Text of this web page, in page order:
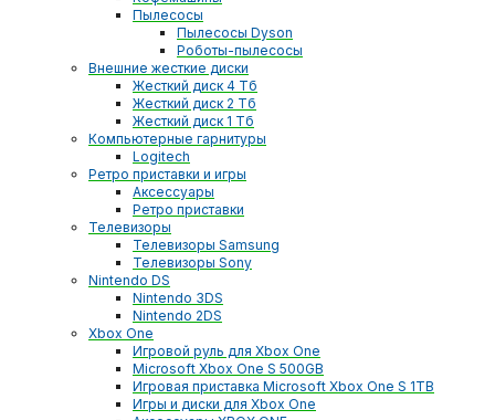
Пылесосы
Пылесосы Dyson
Роботы-пылесосы
Внешние жесткие диски
Жесткий диск 4 Тб
Жесткий диск 2 Тб
Жесткий диск 1 Тб
Компьютерные гарнитуры
Logitech
Ретро приставки и игры
Аксессуары
Ретро приставки
Телевизоры
Телевизоры Samsung
Телевизоры Sony
Nintendo DS
Nintendo 3DS
Nintendo 2DS
Xbox One
Игровой руль для Xbox One
Microsoft Xbox One S 500GB
Игровая приставка Microsoft Xbox One S 1TB
Игры и диски для Xbox One